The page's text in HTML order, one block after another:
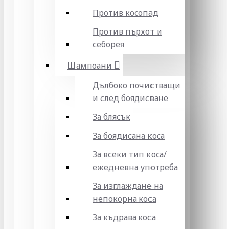
Против косопад
Против пърхот и
себорея
Шампоани
Дълбоко почистващи
и след боядисване
За блясък
За боядисана коса
За всеки тип коса/
ежедневна употреба
За изглаждане на
непокорна коса
За къдрава коса